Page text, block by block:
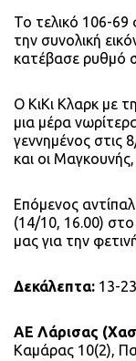
Το τελικό 106-69
την συνολική
κατέβασε ρυθμό
Ο ΚιΚι Κλαρκ με
μια μέρα
γεννημένος στις
και οι
Επόμενος
(14/10, 16.00) στο
μας για την
Δεκάλεπτα: 13-
ΑΕ Λάρισας
Καμάρας 10(2),